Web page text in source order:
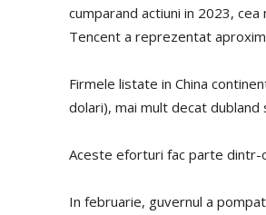
cumparand actiuni in 2023,
Tencent a reprezentat
Firmele listate in China
dolari), mai mult decat
Aceste eforturi fac parte dintr-
In februarie, guvernul a